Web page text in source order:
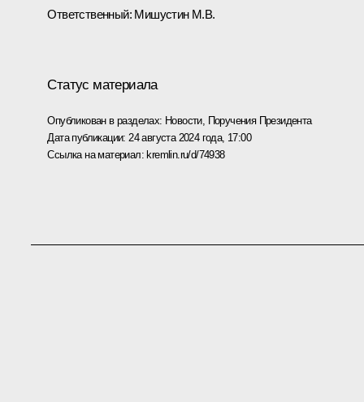
Ответственный: Мишустин М.В.
Статус материала
Опубликован в разделах: Новости, Поручения Президента
Дата публикации: 24 августа 2024 года, 17:00
Ссылка на материал: kremlin.ru/d/74938